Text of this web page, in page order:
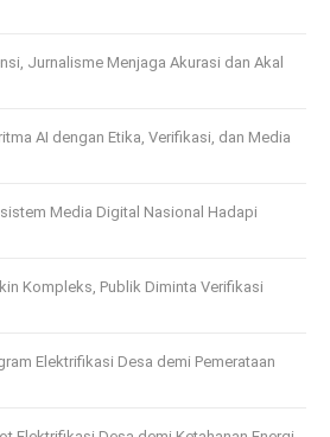
Jurnalisme Menjaga Akurasi dan Akal
AI dengan Etika, Verifikasi, dan Media
Media Digital Nasional Hadapi
Kompleks, Publik Diminta Verifikasi
Elektrifikasi Desa demi Pemerataan